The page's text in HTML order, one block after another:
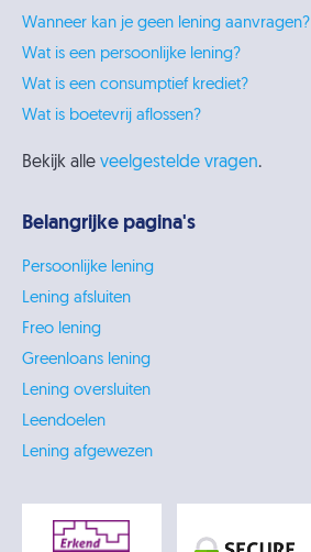
Wanneer kan je geen lening aanvragen?
Wat is een persoonlijke lening?
Wat is een consumptief krediet?
Wat is boetevrij aflossen?
Bekijk alle veelgestelde vragen.
Belangrijke pagina's
Persoonlijke lening
Lening afsluiten
Freo lening
Greenloans lening
Lening oversluiten
Leendoelen
Lening afgewezen